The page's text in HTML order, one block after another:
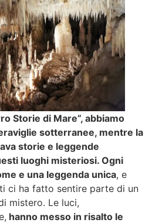
Storie di Mare”, abbiamo
sotterranee, mentre la
storie e leggende
luoghi misteriosi. Ogni
e una leggenda unica, e
ci ha fatto sentire parte di un
mistero. Le luci,
hanno messo in risalto le